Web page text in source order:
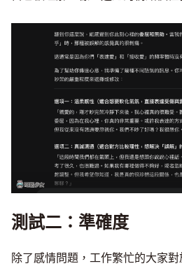
測試二：準確度
除了感情問題，工作繁忙的大家